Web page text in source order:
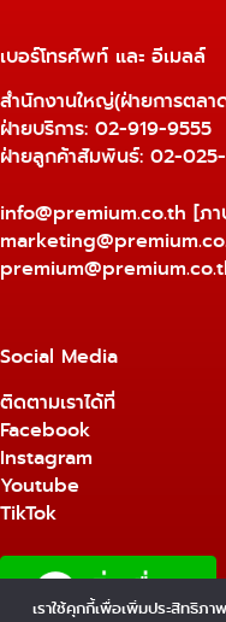
เบอร์โทรศัพท์ และ อีเมลล์
สำนักงานใหญ่(ฝ่ายการตลา
ฝ่ายบริการ: 02-919-9555
ฝ่ายลูกค้าสัมพันธ์: 02-
info@premium.co.th [ภา
Social Media
ติดตามเราได้ที่
Facebook
Instagram
Youtube
TikTok
เราใช้คุกกี้เพื่อเพิ่มประสิทธิภ